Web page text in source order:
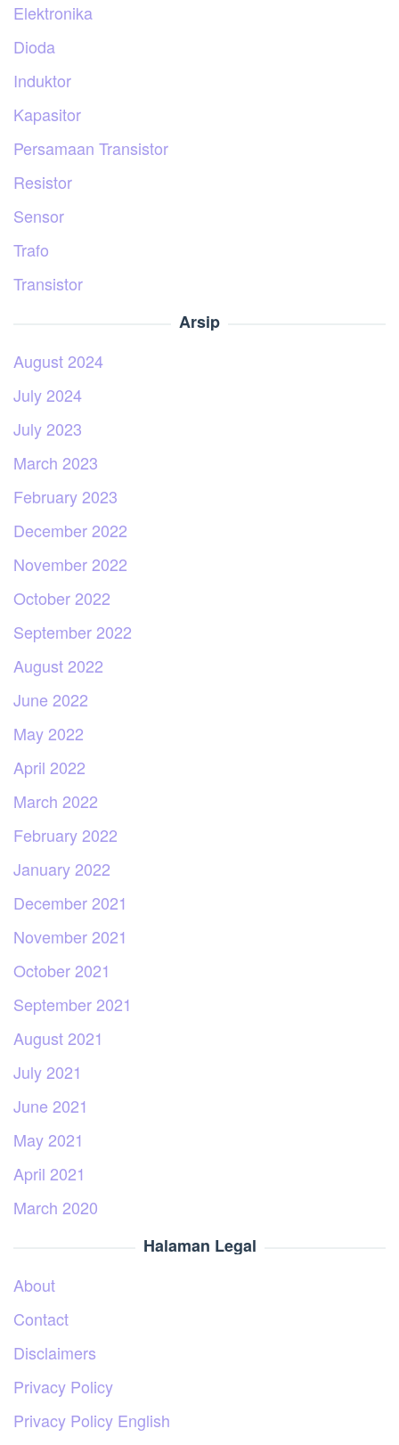
Elektronika
Dioda
Induktor
Kapasitor
Persamaan Transistor
Resistor
Sensor
Trafo
Transistor
Arsip
August 2024
July 2024
July 2023
March 2023
February 2023
December 2022
November 2022
October 2022
September 2022
August 2022
June 2022
May 2022
April 2022
March 2022
February 2022
January 2022
December 2021
November 2021
October 2021
September 2021
August 2021
July 2021
June 2021
May 2021
April 2021
March 2020
Halaman Legal
About
Contact
Disclaimers
Privacy Policy
Privacy Policy English